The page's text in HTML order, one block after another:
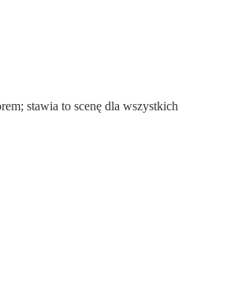
stawia to scenę dla wszystkich